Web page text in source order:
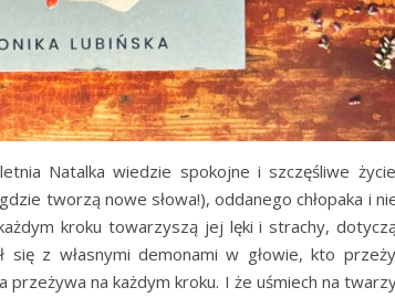
Natalka wiedzie spokojne i szczęśliwe
tworzą nowe słowa!), oddanego chłopaka i
kroku towarzyszą jej lęki i strachy,
się z własnymi demonami w głowie, kto
przeżywa na każdym kroku. I że uśmiech na